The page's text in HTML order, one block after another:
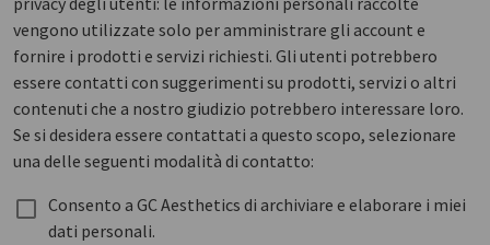
vengono utilizzate solo per amministrare gli account e
fornire i prodotti e servizi richiesti. Gli utenti potrebbero
essere contatti con suggerimenti su prodotti, servizi o altri
contenuti che a nostro giudizio potrebbero interessare loro.
Se si desidera essere contattati a questo scopo, selezionare
una delle seguenti modalità di contatto:
Consento a GC Aesthetics di archiviare e elaborare i miei
dati personali.